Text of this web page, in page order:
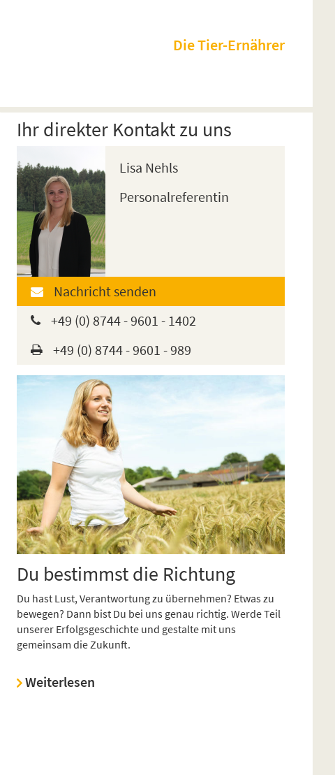
Die Tier-Ernährer
Ihr direkter Kontakt zu uns
Lisa Nehls
Personalreferentin
Nachricht senden
+49 (0) 8744 - 9601 - 1402
+49 (0) 8744 - 9601 - 989
Du bestimmst die Richtung
Du hast Lust, Verantwortung zu übernehmen? Etwas zu
bewegen? Dann bist Du bei uns genau richtig. Werde Teil
unserer Erfolgsgeschichte und gestalte mit uns
gemeinsam die Zukunft.
Weiterlesen